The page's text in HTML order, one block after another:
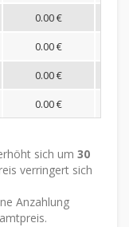
0.00 €
0.00 €
0.00 €
0.00 €
sich um 30
verringert sich
Anzahlung